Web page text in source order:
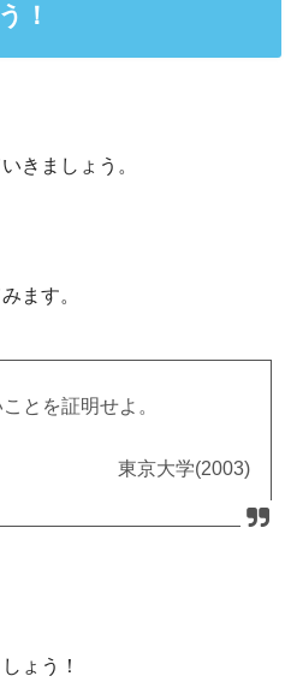
！
きましょう。
ます。
とを証明せよ。
東京大学(2003)
ょう！